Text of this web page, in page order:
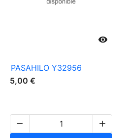

PASAHILO Y32956
5,00 €

